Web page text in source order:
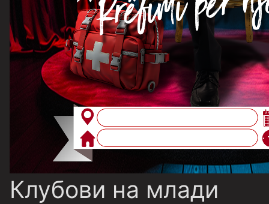
Клубови на млади